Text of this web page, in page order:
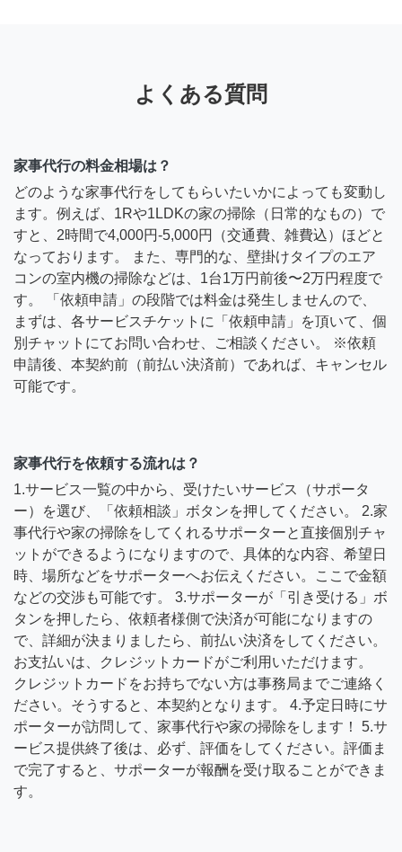
よくある質問
家事代行の料金相場は？
どのような家事代行をしてもらいたいかによっても変動し
ます。例えば、1Rや1LDKの家の掃除（日常的なもの）で
すと、2時間で4,000円-5,000円（交通費、雑費込）ほどと
なっております。 また、専門的な、壁掛けタイプのエア
コンの室内機の掃除などは、1台1万円前後〜2万円程度で
す。 「依頼申請」の段階では料金は発生しませんので、
まずは、各サービスチケットに「依頼申請」を頂いて、個
別チャットにてお問い合わせ、ご相談ください。 ※依頼
申請後、本契約前（前払い決済前）であれば、キャンセル
可能です。
家事代行を依頼する流れは？
1.サービス一覧の中から、受けたいサービス（サポータ
ー）を選び、「依頼相談」ボタンを押してください。 2.家
事代行や家の掃除をしてくれるサポーターと直接個別チャ
ットができるようになりますので、具体的な内容、希望日
時、場所などをサポーターへお伝えください。ここで金額
などの交渉も可能です。 3.サポーターが「引き受ける」ボ
タンを押したら、依頼者様側で決済が可能になりますの
で、詳細が決まりましたら、前払い決済をしてください。
お支払いは、クレジットカードがご利用いただけます。
クレジットカードをお持ちでない方は事務局までご連絡く
ださい。そうすると、本契約となります。 4.予定日時にサ
ポーターが訪問して、家事代行や家の掃除をします！ 5.サ
ービス提供終了後は、必ず、評価をしてください。評価ま
で完了すると、サポーターが報酬を受け取ることができま
す。